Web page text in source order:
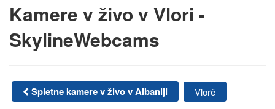
Kamere v živo v Vlori -
SkylineWebcams
Spletne kamere v živo v Albaniji Vlorë